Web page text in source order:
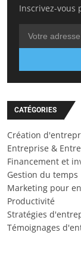
Inscrivez-vous
CATÉGORIES
Création
Entreprise &
Financement et
Gestion du temps
Marketing pour
Productivité
Stratégies
Témoignages